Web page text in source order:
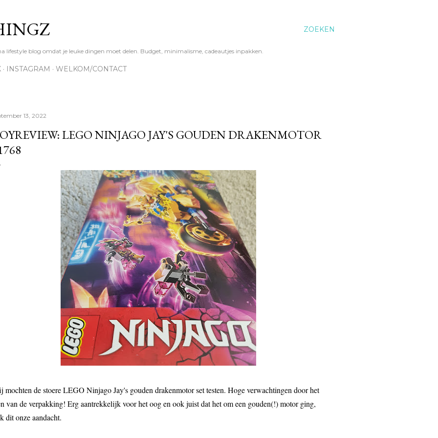
ZOEKEN
lifestyle blog omdat je leuke dingen moet delen. Budget, minimalisme, cadeautjes inpakken.
INSTAGRAM WELKOM/CONTACT
13, 2022
LEGO NINJAGO JAY'S GOUDEN DRAKENMOTOR
mochten de stoere LEGO Ninjago Jay's gouden drakenmotor set testen. Hoge verwachtingen door het
van de verpakking! Erg aantrekkelijk voor het oog en ook juist dat het om een gouden(!) motor ging,
dit onze aandacht.